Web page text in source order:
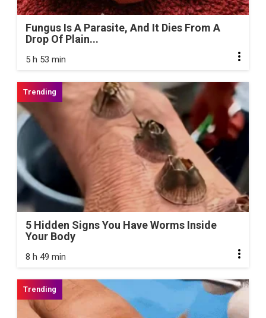
Fungus Is A Parasite, And It Dies From A
Drop Of Plain...
5 h 53 min
5 Hidden Signs You Have Worms Inside
Your Body
8 h 49 min